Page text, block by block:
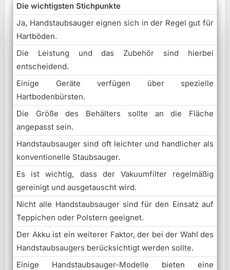
Die wichtigsten Stichpunkte
Ja, Handstaubsauger eignen sich in der Regel gut für
Hartböden.
Die Leistung und das Zubehör sind hierbei
entscheidend.
Einige Geräte verfügen über spezielle
Hartbodenbürsten.
Die Größe des Behälters sollte an die Fläche
angepasst sein.
Handstaubsauger sind oft leichter und handlicher als
konventionelle Staubsauger.
Es ist wichtig, dass der Vakuumfilter regelmäßig
gereinigt und ausgetauscht wird.
Nicht alle Handstaubsauger sind für den Einsatz auf
Teppichen oder Polstern geeignet.
Der Akku ist ein weiterer Faktor, der bei der Wahl des
Handstaubsaugers berücksichtigt werden sollte.
Einige Handstaubsauger-Modelle bieten eine